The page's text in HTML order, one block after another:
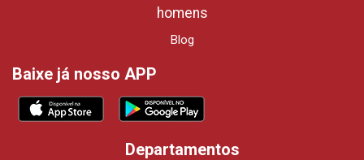
homens
Blog
Baixe já nosso APP
Departamentos